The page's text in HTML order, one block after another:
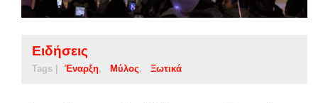
Ειδήσεις
Tags | Έναρξη Μύλος Ξωτικά